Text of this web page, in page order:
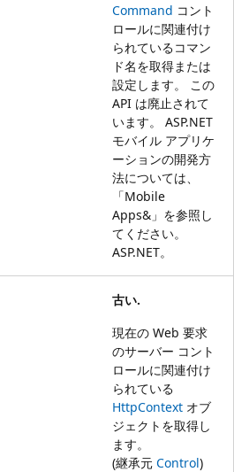
Command コント
ロールに関連付け
られているコマン
ド名を取得または
設定します。 この
API は廃止されて
います。 ASP.NET
モバイル アプリケ
ーションの開発方
法については、
「Mobile
Apps&」を参照し
てください。
ASP.NET。
古い.
現在の Web 要求
のサーバー コント
ロールに関連付け
られている
HttpContext オブ
ジェクトを取得し
ます。
(継承元 Control)